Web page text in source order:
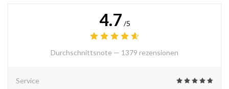
4.7 /5
Durchschnittsnote — 1379 rezensionen
Service